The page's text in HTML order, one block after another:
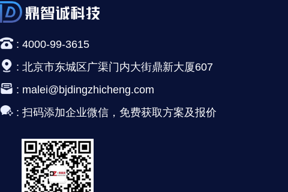
: 4000-99-3615
: 北京市东城区广渠门内大街鼎新大厦607
: malei@bjdingzhicheng.com
: 扫码添加企业微信，免费获取方案及报价